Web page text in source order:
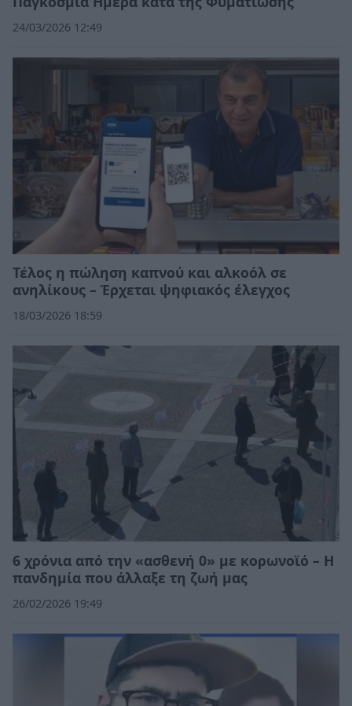
24/03/2026 12:49
Τέλος η πώληση καπνού και αλκοόλ σε
ανηλίκους – Έρχεται ψηφιακός έλεγχος
18/03/2026 18:59
6 χρόνια από την «ασθενή 0» με κορωνοϊό – Η
πανδημία που άλλαξε τη ζωή μας
26/02/2026 19:49